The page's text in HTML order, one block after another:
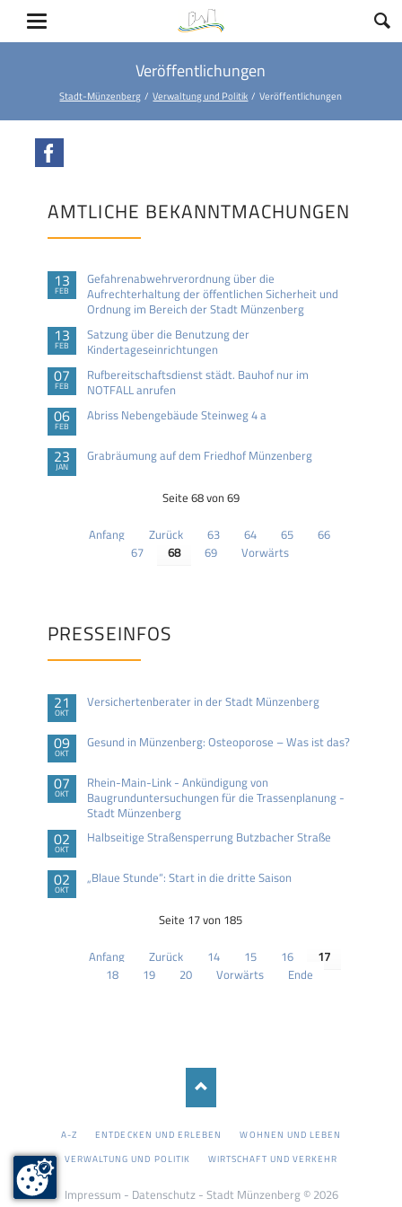
Veröffentlichungen
Stadt-Münzenberg Verwaltung und Politik Veröffentlichungen
AMTLICHE BEKANNTMACHUNGEN
13
FEB
Gefahrenabwehrverordnung über die
Aufrechterhaltung der öffentlichen Sicherheit und
Ordnung im Bereich der Stadt Münzenberg
13
FEB
Satzung über die Benutzung der
Kindertageseinrichtungen
07
FEB
Rufbereitschaftsdienst städt. Bauhof nur im
NOTFALL anrufen
06
FEB
Abriss Nebengebäude Steinweg 4 a
23
JAN
Grabräumung auf dem Friedhof Münzenberg
Seite 68 von 69
Anfang Zurück 63 64 65
66
67
68 69 Vorwärts
PRESSEINFOS
21
OKT
Versichertenberater in der Stadt Münzenberg
09
OKT
Gesund in Münzenberg: Osteoporose – Was ist das?
07
OKT
Rhein-Main-Link - Ankündigung von
Baugrunduntersuchungen für die Trassenplanung -
Stadt Münzenberg
02
OKT
Halbseitige Straßensperrung Butzbacher Straße
02
OKT
„Blaue Stunde“: Start in die dritte Saison
Seite 17 von 185
Anfang Zurück 14 15 16
17
18
19 20 Vorwärts Ende
NAVIGATION
A-Z ENTDECKEN UND ERLEBEN
WOHNEN UND LEBEN
VERWALTUNG UND POLITIK
WIRTSCHAFT UND VERKEHR
Impressum - Datenschutz- Stadt Münzenberg © 2026